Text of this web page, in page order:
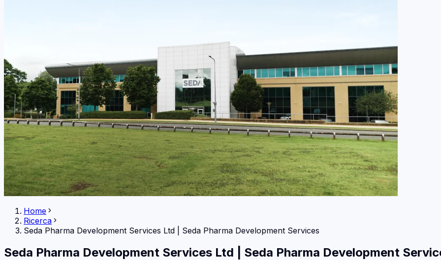
Home
Ricerca
Seda Pharma Development Services Ltd
Seda Pharma Development Services
Seda Pharma Development Services Ltd Seda Pharma Development